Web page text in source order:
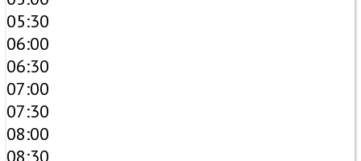
05:30
06:00
06:30
07:00
07:30
08:00
08:30